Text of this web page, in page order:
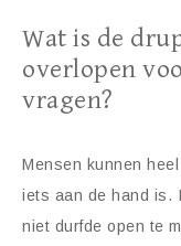
Wat is de
overlopen
vragen?
Mensen kunnen
iets aan de hand is.
niet durfde open te